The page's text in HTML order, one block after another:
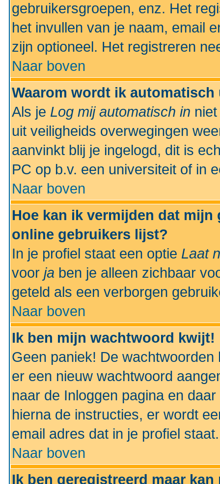
gebruikersgroepen, enz. Het
het invullen van je naam, email
zijn optioneel. Het registreren
Naar boven
Waarom wordt ik
Als je Log mij automatisch in
uit veiligheids overwegingen
aanvinkt blij je ingelogd, dit is
PC op b.v. een universiteit of in
Naar boven
Hoe kan ik vermijden dat
online gebruikers lijst?
In je profiel staat een optie Laat
voor ja ben je alleen zichbaar
geteld als een verborgen
Naar boven
Ik ben mijn wachtwoord kwijt!
Geen paniek! De
er een nieuw wachtwoord
naar de Inloggen pagina en
hierna de instructies, er wordt
email adres dat in je profiel staat.
Naar boven
Ik ben geregistreerd maar